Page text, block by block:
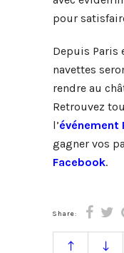
pour
Depuis Paris
navettes
rendre au
Retrouvez
l’événement
gagner vos
Facebook.
Share: